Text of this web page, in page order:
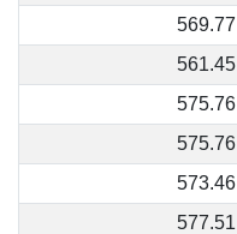
569.77
561.45
575.76
575.76
573.46
577.51